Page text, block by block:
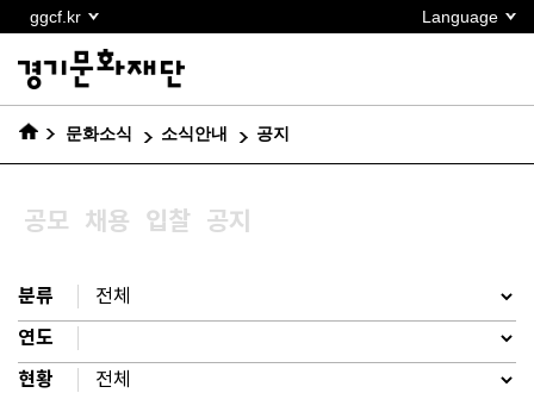
바로가기
ggcf.kr Language
문화소식 소식안내 공지
공모 채용 입찰 공지
분류
연도
현황